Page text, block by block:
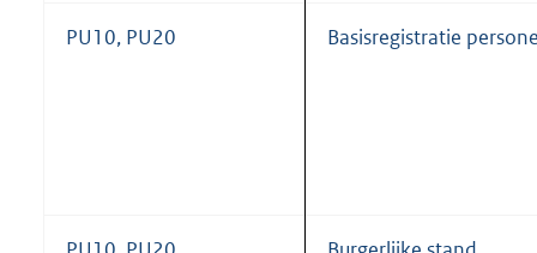
PU10, PU20 Basisregistratie